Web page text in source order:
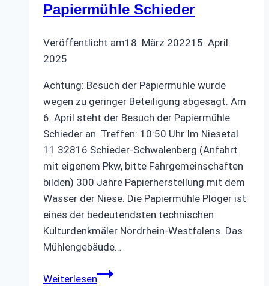
Papiermühle Schieder
Veröffentlicht am18. März 202215. April
2025
Achtung: Besuch der Papiermühle wurde
wegen zu geringer Beteiligung abgesagt. Am
6. April steht der Besuch der Papiermühle
Schieder an. Treffen: 10:50 Uhr Im Niesetal
11 32816 Schieder-Schwalenberg (Anfahrt
mit eigenem Pkw, bitte Fahrgemeinschaften
bilden) 300 Jahre Papierherstellung mit dem
Wasser der Niese. Die Papiermühle Plöger ist
eines der bedeutendsten technischen
Kulturdenkmäler Nordrhein-Westfalens. Das
Mühlengebäude…
WeiterlesenPapiermühle